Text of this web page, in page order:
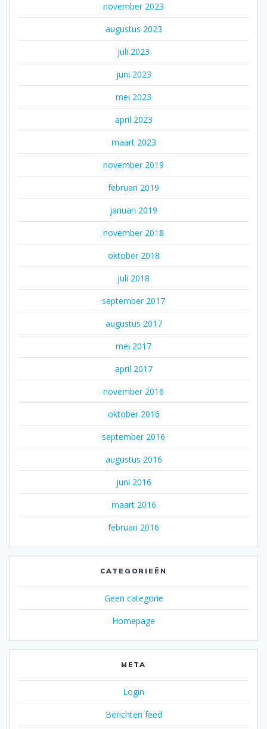
november 2023
augustus 2023
juli 2023
juni 2023
mei 2023
april 2023
maart 2023
november 2019
februari 2019
januari 2019
november 2018
oktober 2018
juli 2018
september 2017
augustus 2017
mei 2017
april 2017
november 2016
oktober 2016
september 2016
augustus 2016
juni 2016
maart 2016
februari 2016
CATEGORIEËN
Geen categorie
Homepage
META
Login
Berichten feed